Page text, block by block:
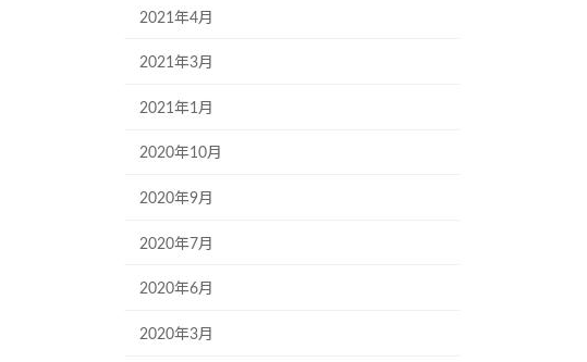
2021年4月
2021年3月
2021年1月
2020年10月
2020年9月
2020年7月
2020年6月
2020年3月